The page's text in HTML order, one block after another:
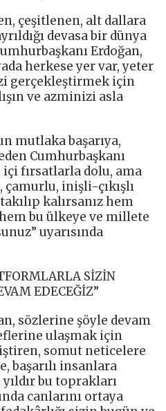
çeşitlenen, alt dallara
devasa bir dünya
Erdoğan,
herkese yer var, yeter
gerçekleştirmek için
ve azminizi asla
mutlaka başarıya,
Cumhurbaşkanı
içi fırsatlarla dolu, ama
inişli-çıkışlı
kalırsanız hem
bu ülkeye ve millete
uyarısında
SİZİN
EDECEĞİZ”
sözlerine şöyle devam
ulaşmak için
somut neticelere
başarılı insanlara
bu toprakları
canlarını ortaya